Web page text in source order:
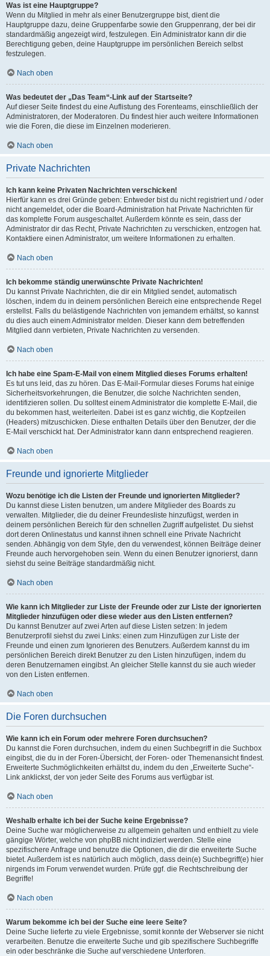
Was ist eine Hauptgruppe?
Wenn du Mitglied in mehr als einer Benutzergruppe bist, dient die
Hauptgruppe dazu, deine Gruppenfarbe sowie den Gruppenrang, der bei dir
standardmäßig angezeigt wird, festzulegen. Ein Administrator kann dir die
Berechtigung geben, deine Hauptgruppe im persönlichen Bereich selbst
festzulegen.
Nach oben
Was bedeutet der „Das Team“-Link auf der Startseite?
Auf dieser Seite findest du eine Auflistung des Forenteams, einschließlich der
Administratoren, der Moderatoren. Du findest hier auch weitere Informationen
wie die Foren, die diese im Einzelnen moderieren.
Nach oben
Private Nachrichten
Ich kann keine Privaten Nachrichten verschicken!
Hierfür kann es drei Gründe geben: Entweder bist du nicht registriert und / oder
nicht angemeldet, oder die Board-Administration hat Private Nachrichten für
das komplette Forum ausgeschaltet. Außerdem könnte es sein, dass der
Administrator dir das Recht, Private Nachrichten zu verschicken, entzogen hat.
Kontaktiere einen Administrator, um weitere Informationen zu erhalten.
Nach oben
Ich bekomme ständig unerwünschte Private Nachrichten!
Du kannst Private Nachrichten, die dir ein Mitglied sendet, automatisch
löschen, indem du in deinem persönlichen Bereich eine entsprechende Regel
erstellst. Falls du belästigende Nachrichten von jemandem erhältst, so kannst
du dies auch einem Administrator melden. Dieser kann dem betreffenden
Mitglied dann verbieten, Private Nachrichten zu versenden.
Nach oben
Ich habe eine Spam-E-Mail von einem Mitglied dieses Forums erhalten!
Es tut uns leid, das zu hören. Das E-Mail-Formular dieses Forums hat einige
Sicherheitsvorkehrungen, die Benutzer, die solche Nachrichten senden,
identifizieren sollen. Du solltest einem Administrator die komplette E-Mail, die
du bekommen hast, weiterleiten. Dabei ist es ganz wichtig, die Kopfzeilen
(Headers) mitzuschicken. Diese enthalten Details über den Benutzer, der die
E-Mail verschickt hat. Der Administrator kann dann entsprechend reagieren.
Nach oben
Freunde und ignorierte Mitglieder
Wozu benötige ich die Listen der Freunde und ignorierten Mitglieder?
Du kannst diese Listen benutzen, um andere Mitglieder des Boards zu
verwalten. Mitglieder, die du deiner Freundesliste hinzufügst, werden in
deinem persönlichen Bereich für den schnellen Zugriff aufgelistet. Du siehst
dort deren Onlinestatus und kannst ihnen schnell eine Private Nachricht
senden. Abhängig von dem Style, den du verwendest, können Beiträge deiner
Freunde auch hervorgehoben sein. Wenn du einen Benutzer ignorierst, dann
siehst du seine Beiträge standardmäßig nicht.
Nach oben
Wie kann ich Mitglieder zur Liste der Freunde oder zur Liste der ignorierten
Mitglieder hinzufügen oder diese wieder aus den Listen entfernen?
Du kannst Benutzer auf zwei Arten auf diese Listen setzen: In jedem
Benutzerprofil siehst du zwei Links: einen zum Hinzufügen zur Liste der
Freunde und einen zum Ignorieren des Benutzers. Außerdem kannst du im
persönlichen Bereich direkt Benutzer zu den Listen hinzufügen, indem du
deren Benutzernamen eingibst. An gleicher Stelle kannst du sie auch wieder
von den Listen entfernen.
Nach oben
Die Foren durchsuchen
Wie kann ich ein Forum oder mehrere Foren durchsuchen?
Du kannst die Foren durchsuchen, indem du einen Suchbegriff in die Suchbox
eingibst, die du in der Foren-Übersicht, der Foren- oder Themenansicht findest.
Erweiterte Suchmöglichkeiten erhältst du, indem du den „Erweiterte Suche“-
Link anklickst, der von jeder Seite des Forums aus verfügbar ist.
Nach oben
Weshalb erhalte ich bei der Suche keine Ergebnisse?
Deine Suche war möglicherweise zu allgemein gehalten und enthielt zu viele
gängige Wörter, welche von phpBB nicht indiziert werden. Stelle eine
spezifischere Anfrage und benutze die Optionen, die dir die erweiterte Suche
bietet. Außerdem ist es natürlich auch möglich, dass dein(e) Suchbegriff(e) hier
nirgends im Forum verwendet wurden. Prüfe ggf. die Rechtschreibung der
Begriffe!
Nach oben
Warum bekomme ich bei der Suche eine leere Seite?
Deine Suche lieferte zu viele Ergebnisse, somit konnte der Webserver sie nicht
verarbeiten. Benutze die erweiterte Suche und gib spezifischere Suchbegriffe
ein oder beschränke die Suche auf verschiedene Unterforen.